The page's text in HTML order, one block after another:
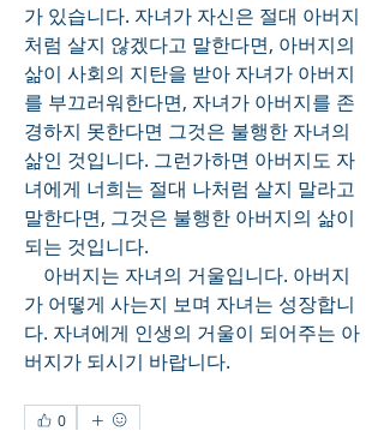
가 있습니다. 자녀가 자신은 절대 아버지
처럼 살지 않겠다고 말한다면, 아버지의
삶이 사회의 지탄을 받아 자녀가 아버지
를 부끄러워한다면, 자녀가 아버지를 존
경하지 못한다면 그것은 불행한 자녀의
삶인 것입니다. 그런가하면 아버지도 자
녀에게 너희는 절대 나처럼 살지 말라고
말한다면, 그것은 불행한 아버지의 삶이
되는 것입니다.
가 어떻게 사는지 보며 자녀는 성장합니
다. 자녀에게 인생의 거울이 되어주는 아
버지가 되시기 바랍니다.
0